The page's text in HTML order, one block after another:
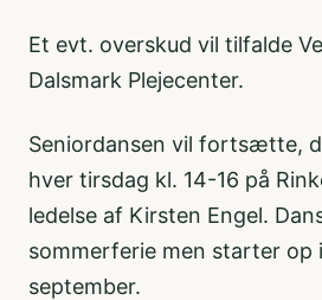
Et evt. overskud vil tilfalde
Dalsmark Plejecenter.
Seniordansen vil fortsætte,
hver tirsdag kl. 14-16 på
ledelse af Kirsten Engel.
sommerferie men starter op
september.